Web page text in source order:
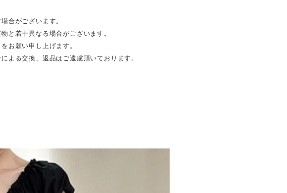
合がございます。
と若干異なる場合がございます。
お願い申し上げます。
よる交換、返品はご遠慮頂いております。